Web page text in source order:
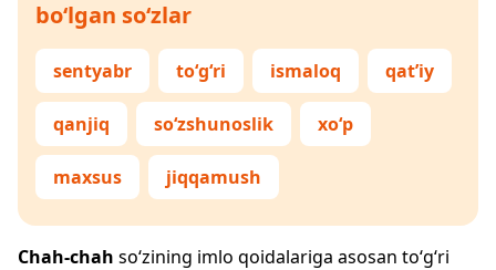
bo‘lgan so‘zlar
sentyabr to‘g‘ri ismaloq qat’iy
qanjiq so‘zshunoslik xo‘p
maxsus jiqqamush
Chah-chah so‘zining imlo qoidalariga asosan to‘g‘ri